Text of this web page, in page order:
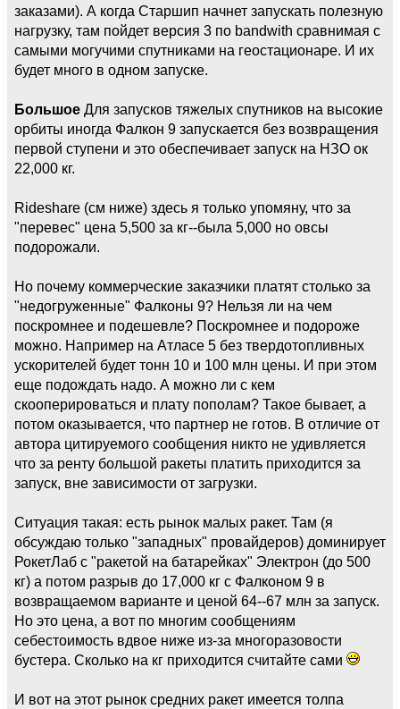
заказами). А когда Старшип начнет запускать полезную
нагрузку, там пойдет версия 3 по bandwith сравнимая с
самыми могучими спутниками на геостационаре. И их
будет много в одном запуске.
Большое Для запусков тяжелых спутников на высокие
орбиты иногда Фалкон 9 запускается без возвращения
первой ступени и это обеспечивает запуск на НЗО ок
22,000 кг.
Rideshare (см ниже) здесь я только упомяну, что за
"перевес" цена 5,500 за кг--была 5,000 но овсы
подорожали.
Но почему коммерческие заказчики платят столько за
"недогруженные" Фалконы 9? Нельзя ли на чем
поскромнее и подешевле? Поскромнее и подороже
можно. Например на Атласе 5 без твердотопливных
ускорителей будет тонн 10 и 100 млн цены. И при этом
еще подождать надо. А можно ли с кем
скооперироваться и плату пополам? Такое бывает, а
потом оказывается, что партнер не готов. В отличие от
автора цитируемого сообщения никто не удивляется
что за ренту большой ракеты платить приходится за
запуск, вне зависимости от загрузки.
Ситуация такая: есть рынок малых ракет. Там (я
обсуждаю только "западных" провайдеров) доминирует
РокетЛаб с "ракетой на батарейках" Электрон (до 500
кг) а потом разрыв до 17,000 кг с Фалконом 9 в
возвращаемом варианте и ценой 64--67 млн за запуск.
Но это цена, а вот по многим сообщениям
себестоимость вдвое ниже из-за многоразовости
бустера. Сколько на кг приходится считайте сами
И вот на этот рынок средних ракет имеется толпа